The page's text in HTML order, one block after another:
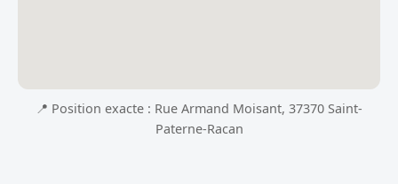
📍 Position exacte : Rue Armand Moisant, 37370 Saint-
Paterne-Racan